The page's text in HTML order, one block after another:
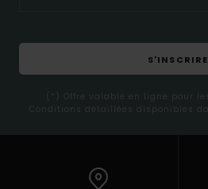
S'INSCRIRE
(*) Offre valable en ligne pour
Conditions détaillées disponibles